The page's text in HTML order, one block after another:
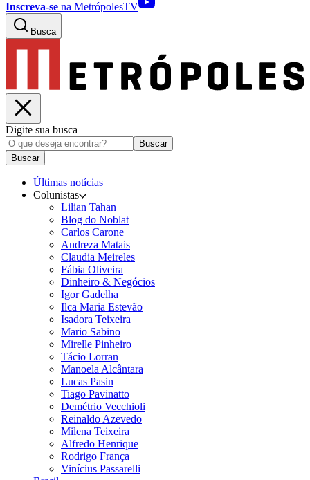
Inscreva-se na MetrópolesTV
Busca
Digite sua busca
Buscar
Buscar
Últimas notícias
Colunistas
Lilian Tahan
Blog do Noblat
Carlos Carone
Andreza Matais
Claudia Meireles
Fábia Oliveira
Dinheiro & Negócios
Igor Gadelha
Ilca Maria Estevão
Isadora Teixeira
Mario Sabino
Mirelle Pinheiro
Tácio Lorran
Manoela Alcântara
Lucas Pasin
Tiago Pavinatto
Demétrio Vecchioli
Reinaldo Azevedo
Milena Teixeira
Alfredo Henrique
Rodrigo França
Vinícius Passarelli